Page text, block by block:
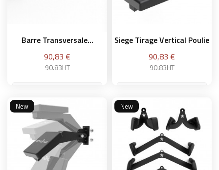
Barre Transversale...
Prix
90,83 €
90.83HT
Ajouter au panier
Siege Tirage Vertical Poulie
Prix
90,83 €
90.83HT
Ajouter au panier
New New